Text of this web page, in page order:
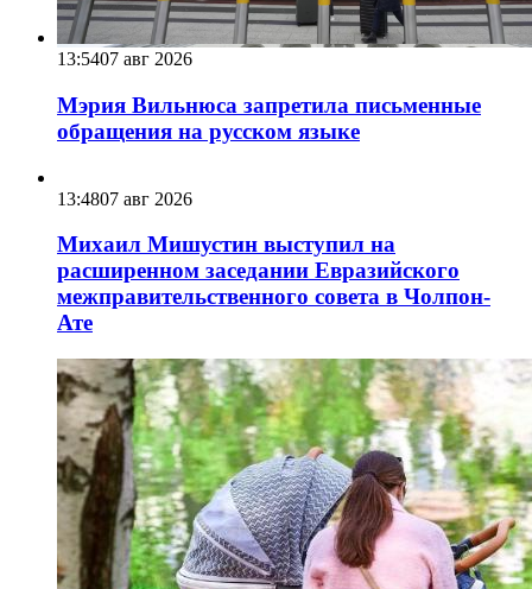
13:5407 авг 2026
Мэрия Вильнюса запретила письменные
обращения на русском языке
13:4807 авг 2026
Михаил Мишустин выступил на
расширенном заседании Евразийского
межправительственного совета в Чолпон-
Ате